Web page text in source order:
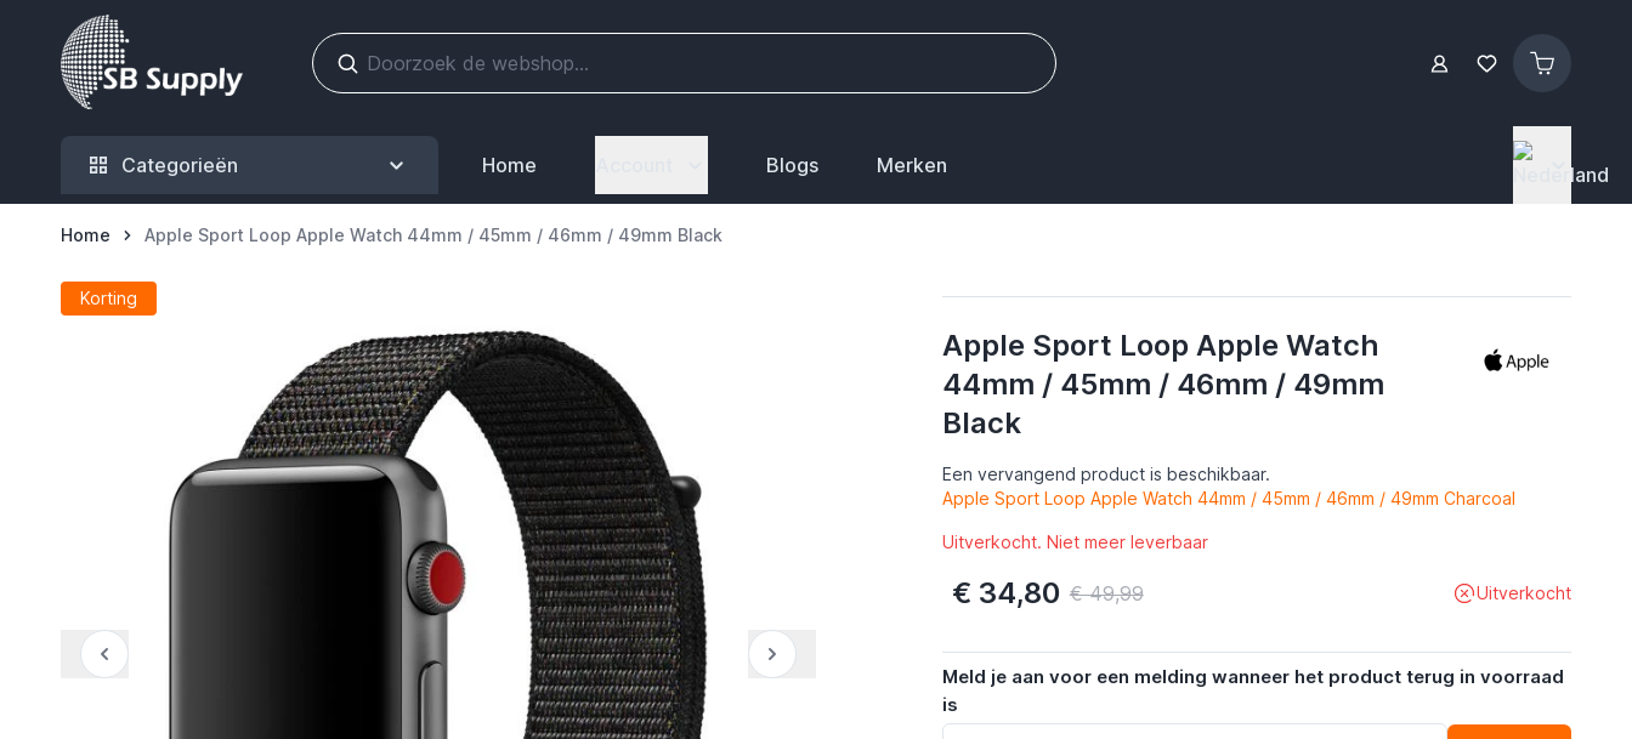
Ga naar de inhoud
Categorieën Home Blogs Merken
Home Apple Sport Loop Apple Watch 44mm / 45mm / 46mm / 49mm Black
Korting
Apple Sport Loop Apple Watch
44mm / 45mm / 46mm / 49mm
Black
Een vervangend product is beschikbaar.
Apple Sport Loop Apple Watch 44mm / 45mm / 46mm / 49mm Charcoal
Uitverkocht. Niet meer leverbaar
€ 34,80 € 49,99 Uitverkocht
Meld je aan voor een melding wanneer het product terug in voorraad
is